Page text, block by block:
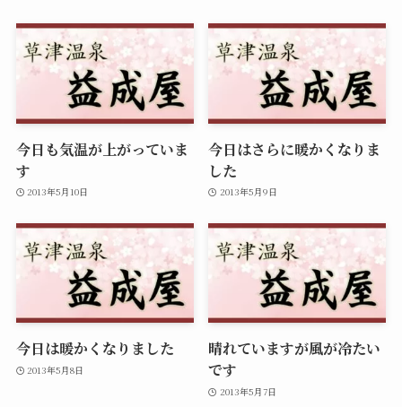
今日も気温が上がっていま
す
2013年5月10日
今日はさらに暖かくなりま
した
2013年5月9日
今日は暖かくなりました
2013年5月8日
晴れていますが風が冷たい
です
2013年5月7日